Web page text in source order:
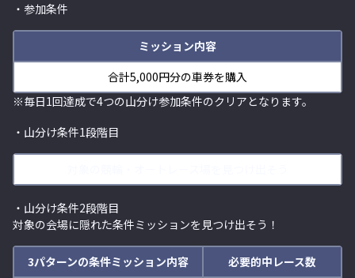
・参加条件
ミッション内容
合計5,000円分の車券を購入
※毎日1回達成で4つの山分け参加条件のクリアとなります。
・山分け条件1段階目
・山分け条件2段階目
対象の会場に隠れた条件ミッションを見つけ出そう！
3パターンの条件ミッション内容 必要的中レース数